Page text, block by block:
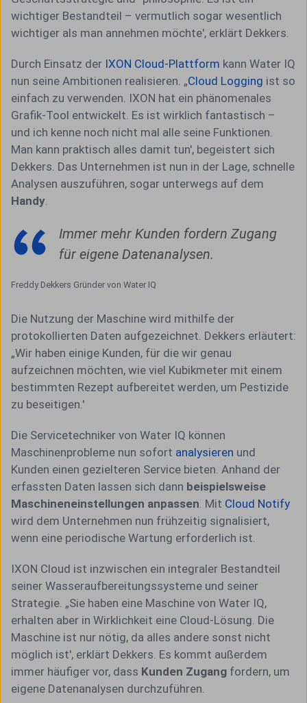
wichtiger Bestandteil – vermutlich sogar wesentlich
wichtiger als man annehmen möchte', erklärt Dekkers.
Durch Einsatz der IXON Cloud-Plattform kann Water IQ
nun seine Ambitionen realisieren. „Cloud Logging ist so
einfach zu verwenden. IXON hat ein phänomenales
Grafik-Tool entwickelt. Es ist wirklich fantastisch –
und ich kenne noch nicht mal alle seine Funktionen.
Man kann praktisch alles damit tun', begeistert sich
Dekkers. Das Unternehmen ist nun in der Lage, schnelle
Analysen auszuführen, sogar unterwegs auf dem
Handy
Immer mehr Kunden fordern Zugang
für eigene Datenanalysen.
Freddy Dekkers Gründer von Water IQ
Die Nutzung der Maschine wird mithilfe der
protokollierten Daten aufgezeichnet. Dekkers erläutert:
„Wir haben einige Kunden, für die wir genau
aufzeichnen möchten, wie viel Kubikmeter mit einem
bestimmten Rezept aufbereitet werden, um Pestizide
zu beseitigen.'
Die Servicetechniker von Water IQ können
Maschinenprobleme nun sofort analysieren und
Kunden einen gezielteren Service bieten. Anhand der
erfassten Daten lassen sich dann beispielsweise
Maschineneinstellungen anpassen. Mit Cloud Notify
wird dem Unternehmen nun frühzeitig signalisiert,
wenn eine periodische Wartung erforderlich ist.
IXON Cloud ist inzwischen ein integraler Bestandteil
seiner Wasseraufbereitungssysteme und seiner
Strategie. „Sie haben eine Maschine von Water IQ,
erhalten aber in Wirklichkeit eine Cloud-Lösung. Die
Maschine ist nur nötig, da alles andere sonst nicht
möglich ist', erklärt Dekkers. Es kommt außerdem
immer häufiger vor, dass Kunden Zugang fordern, um
eigene Datenanalysen durchzuführen.